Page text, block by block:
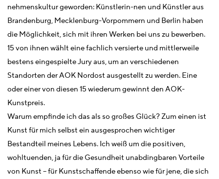
nehmenskultur geworden: Künstlerin-nen und Künstler aus
Brandenburg, Mecklenburg-Vorpommern und Berlin haben
die Möglichkeit, sich mit ihren Werken bei uns zu bewerben.
15 von ihnen wählt eine fachlich versierte und mittlerweile
bestens eingespielte Jury aus, um an verschiedenen
Standorten der AOK Nordost ausgestellt zu werden. Eine
oder einer von diesen 15 wiederum gewinnt den AOK-
Kunstpreis.
Warum empfinde ich das als so großes Glück? Zum einen ist
Kunst für mich selbst ein ausgesprochen wichtiger
Bestandteil meines Lebens. Ich weiß um die positiven,
wohltuenden, ja für die Gesundheit unabdingbaren Vorteile
von Kunst – für Kunstschaffende ebenso wie für jene, die sich